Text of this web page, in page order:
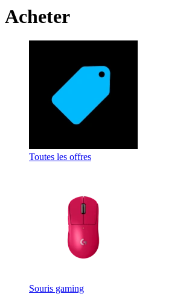
Acheter
Toutes les offres
Souris gaming